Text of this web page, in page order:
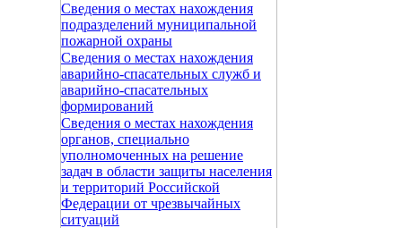
Сведения о местах нахождения
подразделений муниципальной
пожарной охраны
Сведения о местах нахождения
аварийно-спасательных служб и
аварийно-спасательных
формирований
Сведения о местах нахождения
органов, специально
уполномоченных на решение
задач в области защиты населения
и территорий Российской
Федерации от чрезвычайных
ситуаций